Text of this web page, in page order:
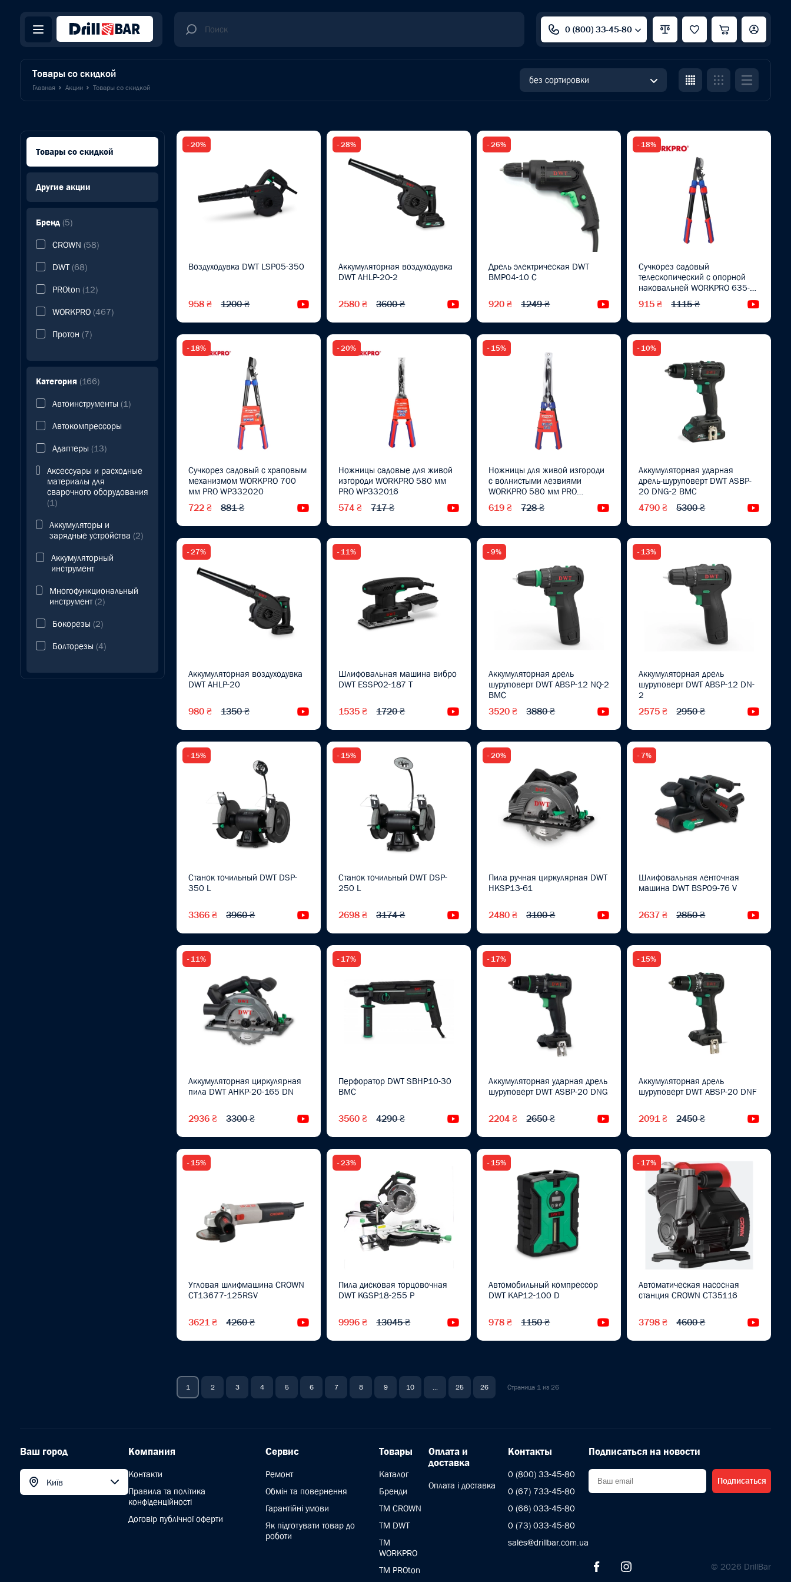
0 (800) 33-45-80
Товары со скидкой
Главная Акции Товары со скидкой
без сортировки
Товары со скидкой
Другие акции
Бренд (5)
CROWN (58)
DWT (68)
PROton (12)
WORKPRO (467)
Протон (7)
Категория (166)
Автоинструменты (1)
Автокомпрессоры
Адаптеры (13)
Аксессуары и расходные
материалы для
сварочного оборудования
(1)
Аккумуляторы и
зарядные устройства (2)
Аккумуляторный
инструмент
Многофункциональный
инструмент (2)
Бокорезы (2)
Болторезы (4)
Электрорубанки
акумуляторні
- 20%
Воздуходувка DWT LSP05-350
958 ₴ 1200 ₴ Видеообзор
- 28%
Аккумуляторная воздуходувка
DWT AHLP-20-2
2580 ₴ 3600 ₴ Видеообзор
- 26%
Дрель электрическая DWT
BMP04-10 C
920 ₴ 1249 ₴ Видеообзор
- 18%
Сучкорез садовый
телескопический с опорной
наковальней WORKPRO 635-
915 ₴ 1115 ₴
- 18%
Сучкорез садовый с храповым
механизмом WORKPRO 700
мм PRO WP332020
722 ₴ 881 ₴ Видеообзор
- 20%
Ножницы садовые для живой
изгороди WORKPRO 580 мм
PRO WP332016
574 ₴ 717 ₴ Видеообзор
- 15%
Ножницы для живой изгороди
с волнистыми лезвиями
WORKPRO 580 мм PRO
619 ₴ 728 ₴ Видеообзор
- 10%
Аккумуляторная ударная
дрель-шуруповерт DWT ASBP-
20 DNG-2 BMC
4790 ₴ 5300 ₴
- 27%
Аккумуляторная воздуходувка
DWT AHLP-20
980 ₴ 1350 ₴ Видеообзор
- 11%
Шлифовальная машина вибро
DWT ESSP02-187 T
1535 ₴ 1720 ₴ Видеообзор
- 9%
Аккумуляторная дрель
шуруповерт DWT ABSP-12 NQ-2
BMC
3520 ₴ 3880 ₴ Видеообзор
- 13%
Аккумуляторная дрель
шуруповерт DWT ABSP-12 DN-
2
2575 ₴ 2950 ₴
- 15%
Станок точильный DWT DSP-
350 L
3366 ₴ 3960 ₴ Видеообзор
- 15%
Станок точильный DWT DSP-
250 L
2698 ₴ 3174 ₴ Видеообзор
- 20%
Пила ручная циркулярная DWT
HKSP13-61
2480 ₴ 3100 ₴ Видеообзор
- 7%
Шлифовальная ленточная
машина DWT BSP09-76 V
2637 ₴ 2850 ₴
- 11%
Аккумуляторная циркулярная
пила DWT AHKP-20-165 DN
2936 ₴ 3300 ₴ Видеообзор
- 17%
Перфоратор DWT SBHP10-30
BMC
3560 ₴ 4290 ₴ Видеообзор
- 17%
Аккумуляторная ударная дрель
шуруповерт DWT ASBP-20 DNG
2204 ₴ 2650 ₴ Видеообзор
- 15%
Аккумуляторная дрель
шуруповерт DWT ABSP-20 DNF
2091 ₴ 2450 ₴
- 15%
Угловая шлифмашина CROWN
CT13677-125RSV
3621 ₴ 4260 ₴ Видеообзор
- 23%
Пила дисковая торцовочная
DWT KGSP18-255 P
9996 ₴ 13045 ₴ Видеообзор
- 15%
Автомобильный компрессор
DWT KAP12-100 D
978 ₴ 1150 ₴ Видеообзор
- 17%
Автоматическая насосная
станция CROWN CT35116
3798 ₴ 4600 ₴
1 2 3 4 5 6 7 8 9 10 ... 25 26 Страница 1 из 26
Ваш город
Київ
Компания
Контакти
Правила та політика
конфіденційності
Договір публічної оферти
Сервис
Ремонт
Обмін та повернення
Гарантійні умови
Як підготувати товар до
роботи
Товары
Каталог
Бренди
ТМ CROWN
TM DWT
ТМ
WORKPRO
TM PROton
Оплата и
доставка
Оплата і доставка
Контакты
0 (800) 33-45-80
0 (67) 733-45-80
0 (66) 033-45-80
0 (73) 033-45-80
sales@drillbar.com.ua
Подписаться на новости
Подписаться
© 2026 DrillBar